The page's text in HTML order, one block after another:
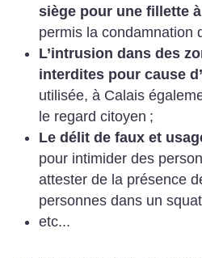
siège pour une fillette
permis la condamnation
L’intrusion dans des
interdites pour cause
utilisée, à Calais
le regard citoyen ;
Le délit de faux et
pour intimider des
attester de la présence
personnes dans un
etc...